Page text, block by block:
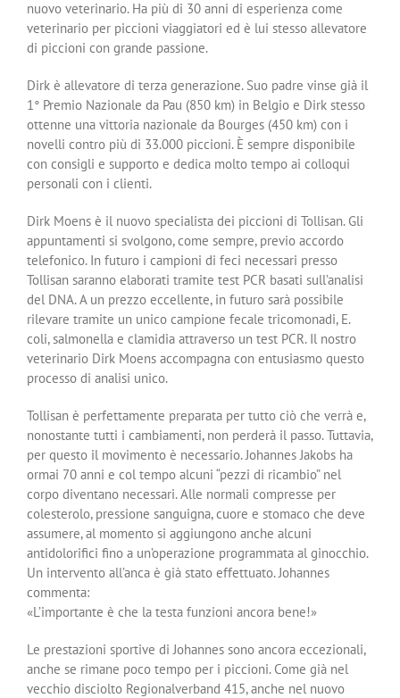
nuovo veterinario. Ha più di 30 anni di esperienza come
veterinario per piccioni viaggiatori ed è lui stesso allevatore
di piccioni con grande passione.
Dirk è allevatore di terza generazione. Suo padre vinse già il
1° Premio Nazionale da Pau (850 km) in Belgio e Dirk stesso
ottenne una vittoria nazionale da Bourges (450 km) con i
novelli contro più di 33.000 piccioni. È sempre disponibile
con consigli e supporto e dedica molto tempo ai colloqui
personali con i clienti.
Dirk Moens è il nuovo specialista dei piccioni di Tollisan. Gli
appuntamenti si svolgono, come sempre, previo accordo
telefonico. In futuro i campioni di feci necessari presso
Tollisan saranno elaborati tramite test PCR basati sull’analisi
del DNA. A un prezzo eccellente, in futuro sarà possibile
rilevare tramite un unico campione fecale tricomonadi, E.
coli, salmonella e clamidia attraverso un test PCR. Il nostro
veterinario Dirk Moens accompagna con entusiasmo questo
processo di analisi unico.
Tollisan è perfettamente preparata per tutto ciò che verrà e,
nonostante tutti i cambiamenti, non perderà il passo. Tuttavia,
per questo il movimento è necessario. Johannes Jakobs ha
ormai 70 anni e col tempo alcuni “pezzi di ricambio” nel
corpo diventano necessari. Alle normali compresse per
colesterolo, pressione sanguigna, cuore e stomaco che deve
assumere, al momento si aggiungono anche alcuni
antidolorifici fino a un’operazione programmata al ginocchio.
Un intervento all’anca è già stato effettuato. Johannes
commenta:
«L’importante è che la testa funzioni ancora bene!»
Le prestazioni sportive di Johannes sono ancora eccezionali,
anche se rimane poco tempo per i piccioni. Come già nel
vecchio disciolto Regionalverband 415, anche nel nuovo